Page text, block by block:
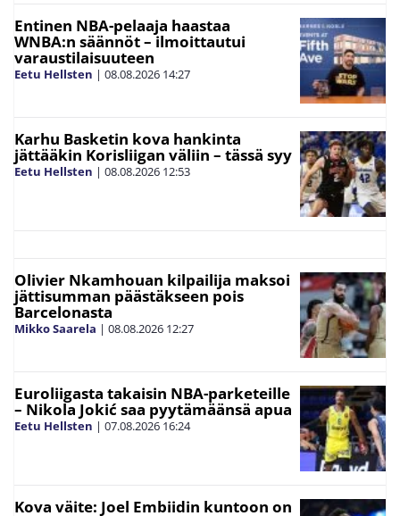
Entinen NBA-pelaaja haastaa
WNBA:n säännöt – ilmoittautui
varaustilaisuuteen
Eetu Hellsten | 08.08.2026 14:27
Karhu Basketin kova hankinta
jättääkin Korisliigan väliin – tässä syy
Eetu Hellsten | 08.08.2026 12:53
Olivier Nkamhouan kilpailija maksoi
jättisumman päästäkseen pois
Barcelonasta
Mikko Saarela | 08.08.2026 12:27
Euroliigasta takaisin NBA-parketeille
– Nikola Jokić saa pyytämäänsä apua
Eetu Hellsten | 07.08.2026 16:24
Kova väite: Joel Embiidin kuntoon on